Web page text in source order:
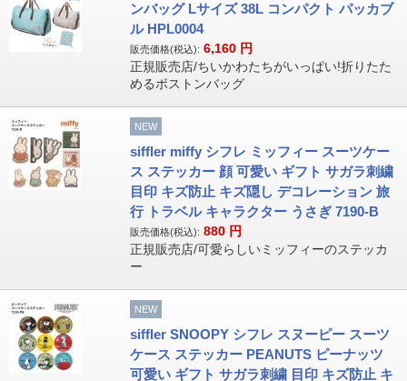
ンバッグ Lサイズ 38L コンパクト パッカブ
ル HPL0004
販売価格(税込): 6,160 円
正規販売店/ちいかわたちがいっぱい!折りたた
めるボストンバッグ
NEW
siffler miffy シフレ ミッフィー スーツケー
ス ステッカー 顔 可愛い ギフト サガラ刺繍
目印 キズ防止 キズ隠し デコレーション 旅
行 トラベル キャラクター うさぎ 7190-B
販売価格(税込): 880 円
正規販売店/可愛らしいミッフィーのステッカ
ー
NEW
siffler SNOOPY シフレ スヌーピー スーツ
ケース ステッカー PEANUTS ピーナッツ
可愛い ギフト サガラ刺繍 目印 キズ防止 キ